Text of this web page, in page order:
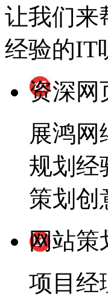
让我们来
经验的IT
资深网
展鸿网
规划经
策划创
网站策
项目经